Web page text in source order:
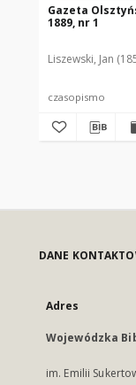
Gazeta
1889, nr 1
Liszewski, Jan
czasopismo
DANE
Adres
Wojewódzka
im. Emilii